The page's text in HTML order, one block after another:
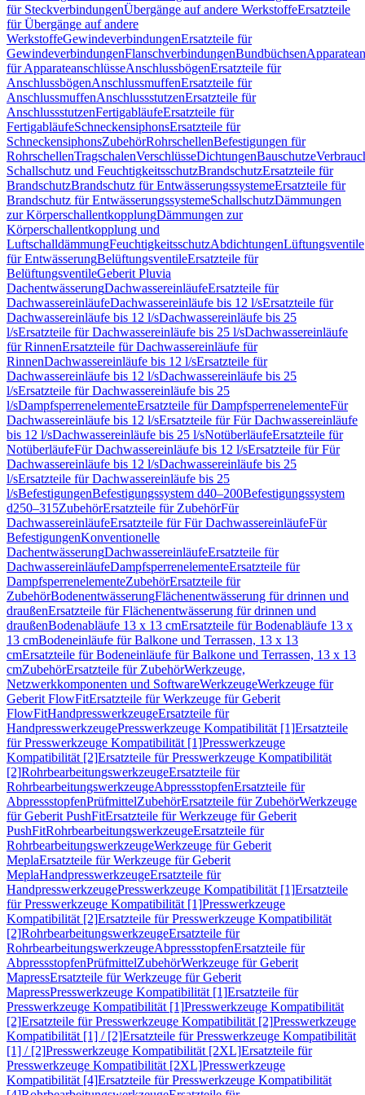
für SteckverbindungenÜbergänge auf andere WerkstoffeErsatzteile
für Übergänge auf andere
WerkstoffeGewindeverbindungenErsatzteile für
GewindeverbindungenFlanschverbindungenBundbüchsen
für ApparateanschlüsseAnschlussbögenErsatzteile für
AnschlussbögenAnschlussmuffenErsatzteile für
AnschlussmuffenAnschlussstutzenErsatzteile für
AnschlussstutzenFertigabläufeErsatzteile für
FertigabläufeSchneckensiphonsErsatzteile für
SchneckensiphonsZubehörRohrschellenBefestigungen für
RohrschellenTragschalenVerschlüsseDichtungenBauschutze
Schallschutz und FeuchtigkeitsschutzBrandschutzErsatzteile für
BrandschutzBrandschutz für EntwässerungssystemeErsatzteile für
Brandschutz für EntwässerungssystemeSchallschutzDämmungen
zur KörperschallentkopplungDämmungen zur
Körperschallentkopplung und
LuftschalldämmungFeuchtigkeitsschutzAbdichtungenLüftungsventile
für EntwässerungBelüftungsventileErsatzteile für
BelüftungsventileGeberit Pluvia
DachentwässerungDachwassereinläufeErsatzteile für
DachwassereinläufeDachwassereinläufe bis 12 l/sErsatzteile für
Dachwassereinläufe bis 12 l/sDachwassereinläufe bis 25
l/sErsatzteile für Dachwassereinläufe bis 25 l/sDachwassereinläufe
für RinnenErsatzteile für Dachwassereinläufe für
RinnenDachwassereinläufe bis 12 l/sErsatzteile für
Dachwassereinläufe bis 12 l/sDachwassereinläufe bis 25
l/sErsatzteile für Dachwassereinläufe bis 25
l/sDampfsperrenelementeErsatzteile für DampfsperrenelementeFür
Dachwassereinläufe bis 12 l/sErsatzteile für Für Dachwassereinläufe
bis 12 l/sDachwassereinläufe bis 25 l/sNotüberläufeErsatzteile für
NotüberläufeFür Dachwassereinläufe bis 12 l/sErsatzteile für Für
Dachwassereinläufe bis 12 l/sDachwassereinläufe bis 25
l/sErsatzteile für Dachwassereinläufe bis 25
l/sBefestigungenBefestigungssystem d40–200Befestigungssystem
d250–315ZubehörErsatzteile für ZubehörFür
DachwassereinläufeErsatzteile für Für DachwassereinläufeFür
BefestigungenKonventionelle
DachentwässerungDachwassereinläufeErsatzteile für
DachwassereinläufeDampfsperrenelementeErsatzteile für
DampfsperrenelementeZubehörErsatzteile für
ZubehörBodenentwässerungFlächenentwässerung für drinnen und
draußenErsatzteile für Flächenentwässerung für drinnen und
draußenBodenabläufe 13 x 13 cmErsatzteile für Bodenabläufe 13 x
13 cmBodeneinläufe für Balkone und Terrassen, 13 x 13
cmErsatzteile für Bodeneinläufe für Balkone und Terrassen, 13 x 13
cmZubehörErsatzteile für ZubehörWerkzeuge,
Netzwerkkomponenten und SoftwareWerkzeugeWerkzeuge für
Geberit FlowFitErsatzteile für Werkzeuge für Geberit
FlowFitHandpresswerkzeugeErsatzteile für
HandpresswerkzeugePresswerkzeuge Kompatibilität [1]Ersatzteile
für Presswerkzeuge Kompatibilität [1]Presswerkzeuge
Kompatibilität [2]Ersatzteile für Presswerkzeuge Kompatibilität
[2]RohrbearbeitungswerkzeugeErsatzteile für
RohrbearbeitungswerkzeugeAbpressstopfenErsatzteile für
AbpressstopfenPrüfmittelZubehörErsatzteile für ZubehörWerkzeuge
für Geberit PushFitErsatzteile für Werkzeuge für Geberit
PushFitRohrbearbeitungswerkzeugeErsatzteile für
RohrbearbeitungswerkzeugeWerkzeuge für Geberit
MeplaErsatzteile für Werkzeuge für Geberit
MeplaHandpresswerkzeugeErsatzteile für
HandpresswerkzeugePresswerkzeuge Kompatibilität [1]Ersatzteile
für Presswerkzeuge Kompatibilität [1]Presswerkzeuge
Kompatibilität [2]Ersatzteile für Presswerkzeuge Kompatibilität
[2]RohrbearbeitungswerkzeugeErsatzteile für
RohrbearbeitungswerkzeugeAbpressstopfenErsatzteile für
AbpressstopfenPrüfmittelZubehörWerkzeuge für Geberit
MapressErsatzteile für Werkzeuge für Geberit
MapressPresswerkzeuge Kompatibilität [1]Ersatzteile für
Presswerkzeuge Kompatibilität [1]Presswerkzeuge Kompatibilität
[2]Ersatzteile für Presswerkzeuge Kompatibilität [2]Presswerkzeuge
Kompatibilität [1] / [2]Ersatzteile für Presswerkzeuge Kompatibilität
[1] / [2]Presswerkzeuge Kompatibilität [2XL]Ersatzteile für
Presswerkzeuge Kompatibilität [2XL]Presswerkzeuge
Kompatibilität [4]Ersatzteile für Presswerkzeuge Kompatibilität